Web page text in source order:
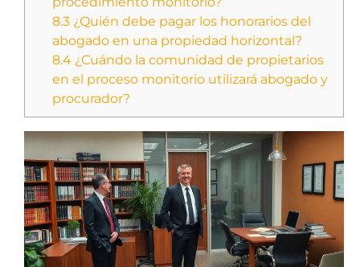
8.3 ¿Quién debe pagar los honorarios del
abogado en una propiedad horizontal?
8.4 ¿Cuándo la comunidad de propietarios
en el proceso monitorio utilizará abogado y
procurador?